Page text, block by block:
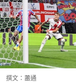
撰文： 蕭通